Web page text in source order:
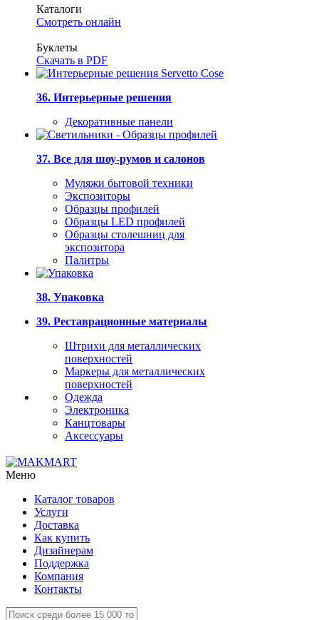
Каталоги
Смотреть онлайн
Буклеты
Скачать в PDF
36. Интерьерные решения
Декоративные панели
37. Все для шоу-румов и салонов
Муляжи бытовой техники
Экспозиторы
Образцы профилей
Образцы LED профилей
Образцы столешниц для
экспозитора
Палитры
38. Упаковка
39. Реставрационные материалы
Штрихи для металлических
поверхностей
Маркеры для металлических
поверхностей
Одежда
Электроника
Канцтовары
Аксессуары
Меню
Каталог товаров
Услуги
Доставка
Как купить
Дизайнерам
Поддержка
Компания
Контакты